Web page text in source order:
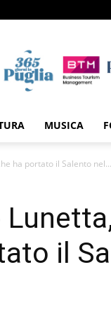
MUSICA
ha portato il Salento nel...
il